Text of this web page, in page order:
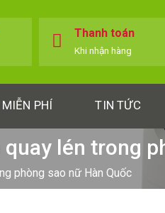
Thanh toán
Khi nhận hàng
PHÍ TIN TỨC
lén trong
phòng sao nữ Hàn Quốc